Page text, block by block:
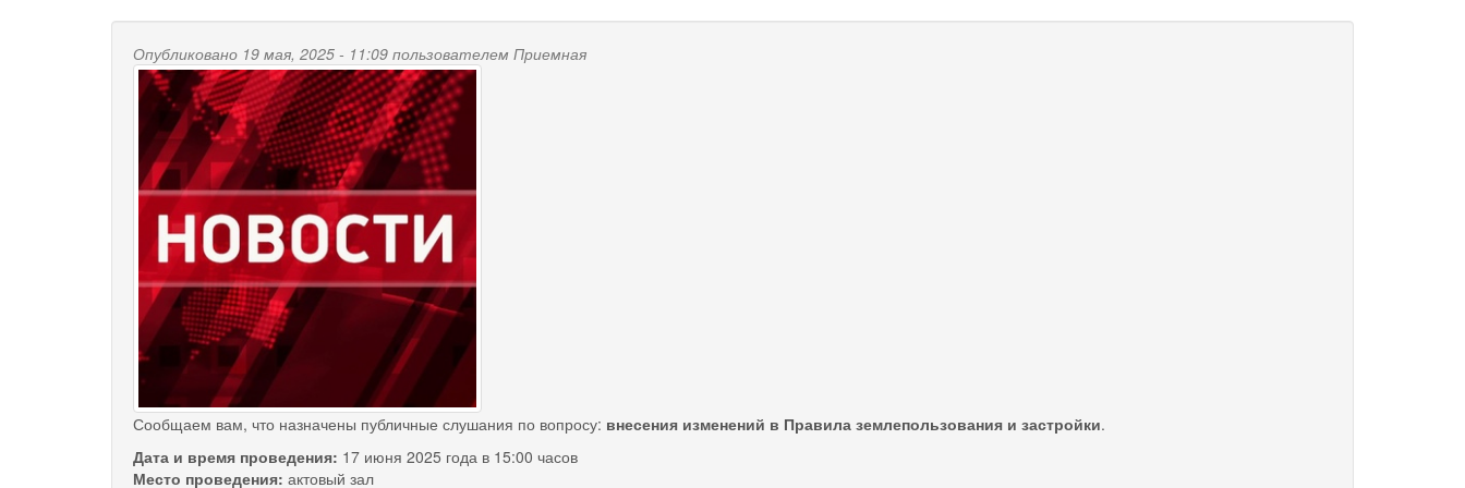
Опубликовано 19 мая, 2025 - 11:09 пользователем Приемная
Сообщаем вам, что назначены публичные слушания по вопросу: внесения изменений в Правила землепользования и застройки.
Дата и время проведения: 17 июня 2025 года в 15:00 часов
Место проведения: актовый зал